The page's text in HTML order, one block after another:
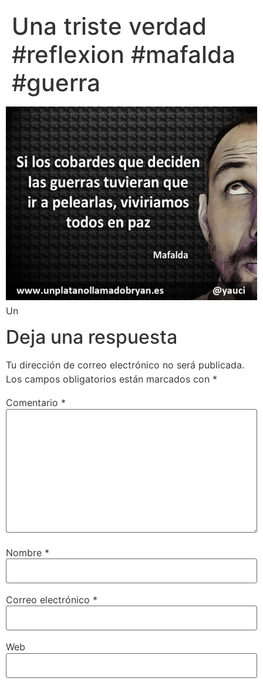
Una triste verdad
#reflexion #mafalda
#guerra
Un
Deja una respuesta
Tu dirección de correo electrónico no será publicada.
Los campos obligatorios están marcados con *
Comentario *
Nombre *
Correo electrónico *
Web